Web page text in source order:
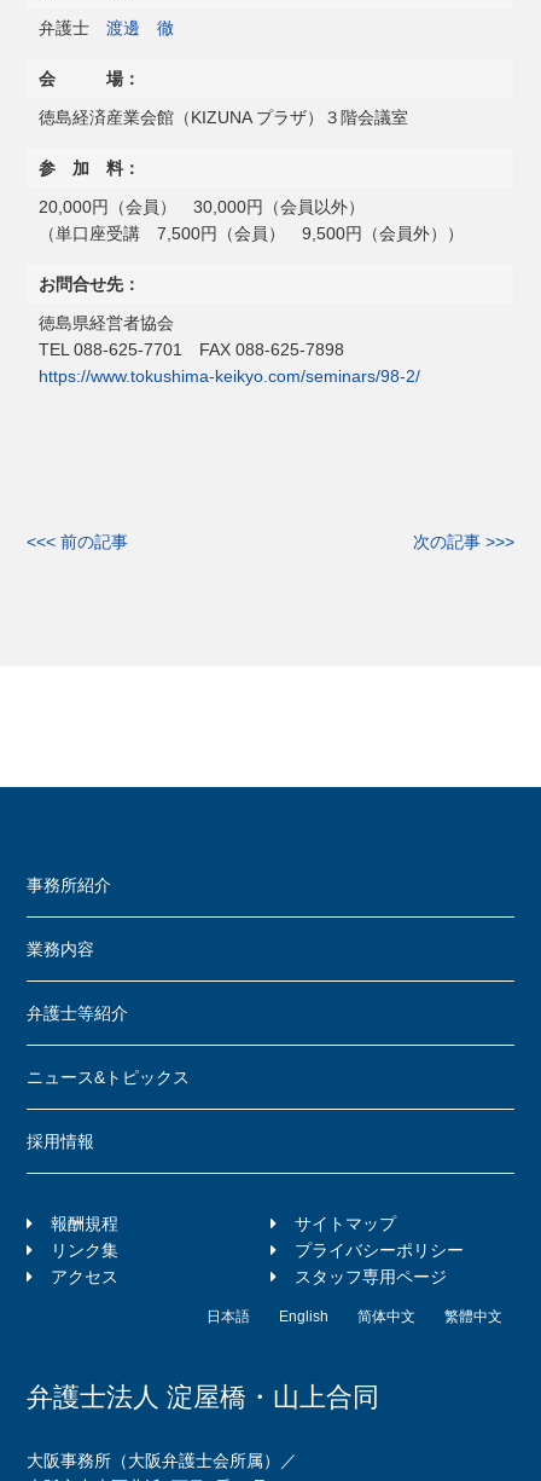
弁護士渡邊 徹
会 場：
徳島経済産業会館（KIZUNA プラザ）３階会議室
参 加 料：
20,000円（会員） 30,000円（会員以外）
（単口座受講 7,500円（会員） 9,500円（会員外））
お問合せ先：
徳島県経営者協会
TEL 088-625-7701 FAX 088-625-7898
https://www.tokushima-keikyo.com/seminars/98-2/
<<< 前の記事 次の記事 >>>
事務所紹介
業務内容
弁護士等紹介
ニュース&トピックス
採用情報
報酬規程
サイトマップ
リンク集
プライバシーポリシー
アクセス
スタッフ専用ページ
日本語 English 简体中文 繁體中文
弁護士法人 淀屋橋・山上合同
大阪事務所（大阪弁護士会所属）／